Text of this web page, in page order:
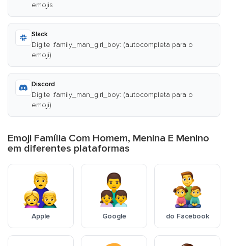
emojis
Slack
Digite :family_man_girl_boy: (autocompleta para o
emoji)
Discord
Digite :family_man_girl_boy: (autocompleta para o
emoji)
Emoji Família Com Homem, Menina E Menino
em diferentes plataformas
Apple Google do Facebook